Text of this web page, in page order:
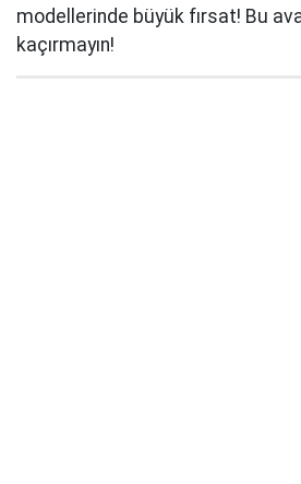
modellerinde büyük fırsat! Bu
kaçırmayın!